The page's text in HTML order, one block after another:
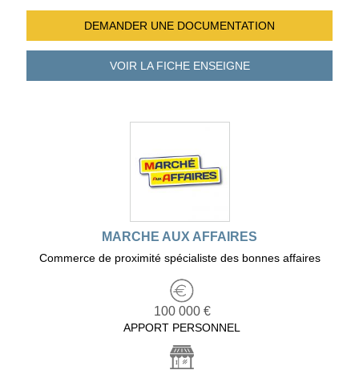
DEMANDER UNE DOCUMENTATION
VOIR LA FICHEENSEIGNE
MARCHE AUX AFFAIRES
Commerce de proximité spécialiste des bonnes affaires
100 000 €
APPORT PERSONNEL